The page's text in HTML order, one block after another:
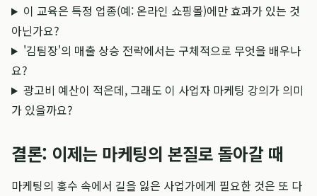
이 교육은 특정 업종(예: 온라인 쇼핑몰)에만 효과가 있는 것
아닌가요?
'김팀장'의 매출 상승 전략에서는 구체적으로 무엇을 배우나
요?
광고비 예산이 적은데, 그래도 이 사업자 마케팅 강의가 의미
가 있을까요?
결론: 이제는 마케팅의 본질로 돌아갈 때
마케팅의 홍수 속에서 길을 잃은 사업가에게 필요한 것은 또 다